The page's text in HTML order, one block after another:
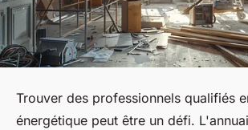
Trouver des professionnels qualifiés
énergétique peut être un défi.